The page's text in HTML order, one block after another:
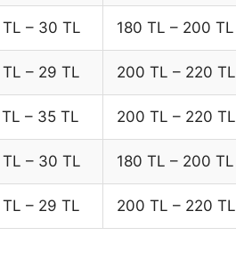
– 30 TL 180 TL – 200 TL
– 29 TL 200 TL – 220 TL
– 35 TL 200 TL – 220 TL
– 30 TL 180 TL – 200 TL
– 29 TL 200 TL – 220 TL